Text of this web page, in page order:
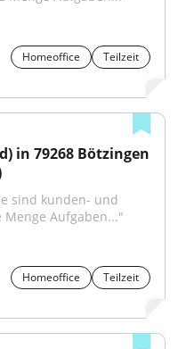
Homeoffice
Teilzeit
in 79268 Bötzingen
sind kunden- und
Aufgaben..."
Homeoffice
Teilzeit